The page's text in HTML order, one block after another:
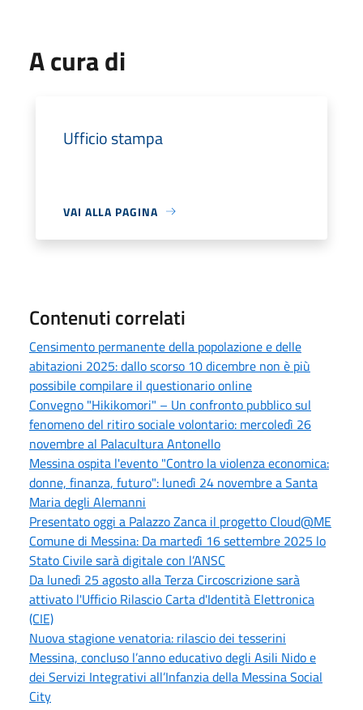
A cura di
Ufficio stampa
VAI ALLA PAGINA
Contenuti correlati
Censimento permanente della popolazione e delle
abitazioni 2025: dallo scorso 10 dicembre non è più
possibile compilare il questionario online
Convegno "Hikikomori" – Un confronto pubblico sul
fenomeno del ritiro sociale volontario: mercoledì 26
novembre al Palacultura Antonello
Messina ospita l'evento "Contro la violenza economica:
donne, finanza, futuro": lunedì 24 novembre a Santa
Maria degli Alemanni
Presentato oggi a Palazzo Zanca il progetto Cloud@ME
Comune di Messina: Da martedì 16 settembre 2025 lo
Stato Civile sarà digitale con l’ANSC
Da lunedì 25 agosto alla Terza Circoscrizione sarà
attivato l'Ufficio Rilascio Carta d'Identità Elettronica
(CIE)
Nuova stagione venatoria: rilascio dei tesserini
Messina, concluso l’anno educativo degli Asili Nido e
dei Servizi Integrativi all’Infanzia della Messina Social
City